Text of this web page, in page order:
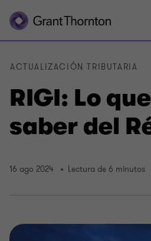
RIGI: Lo
saber del
ACTUALIZACIÓN TRIBUTARIA
16 ago 2024 Lectura de 6 minutos